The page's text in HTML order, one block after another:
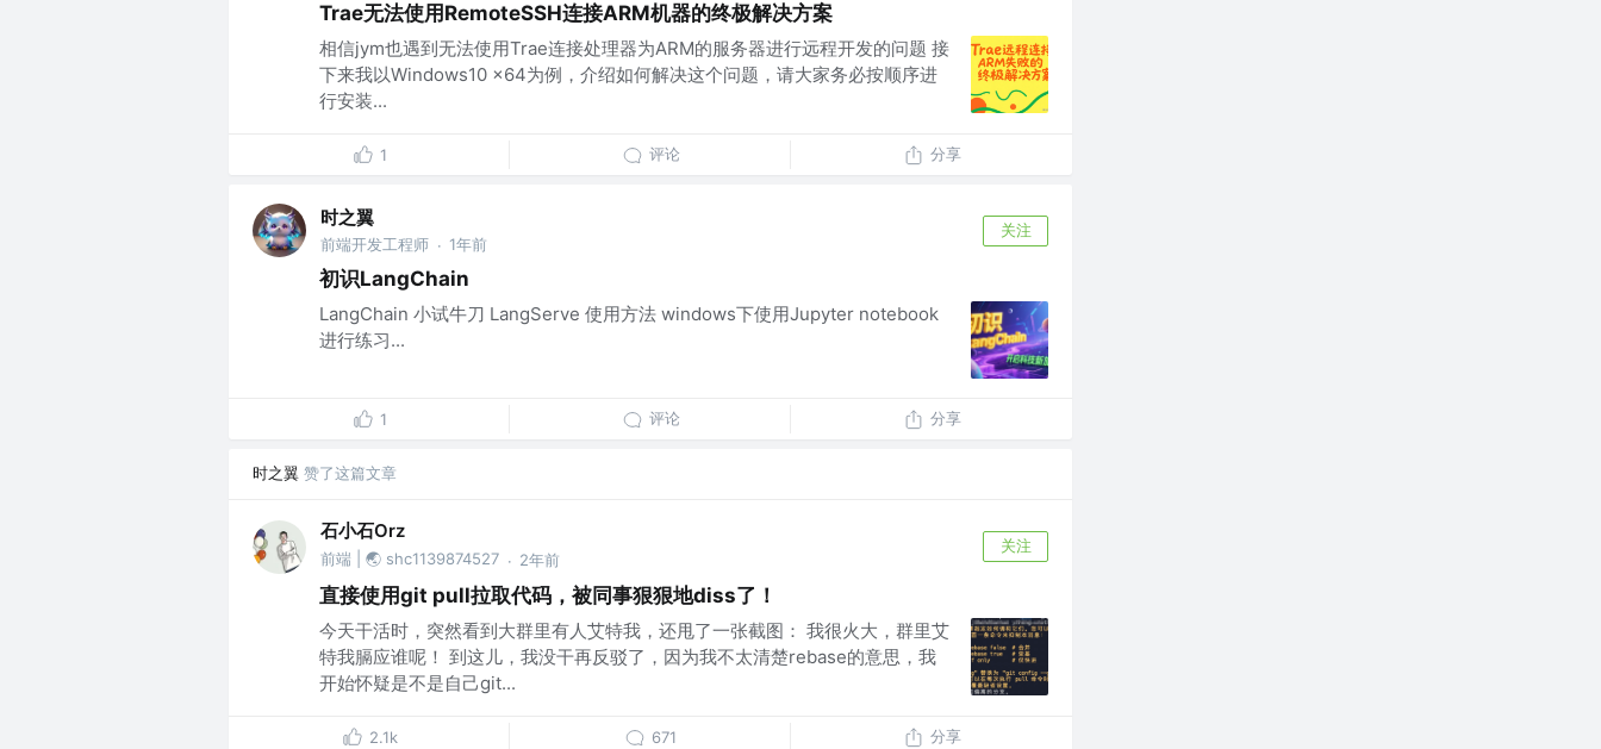
Trae无法使用RemoteSSH连接ARM机器的终极解决方案
相信jym也遇到无法使用Trae连接处理器为ARM的服务器进行远程开发的问题 接
下来我以Windows10 x64为例，介绍如何解决这个问题，请大家务必按顺序进
行安装...
1 评论 分享
时之翼
前端开发工程师 · 1年前
关注
初识LangChain
LangChain 小试牛刀 LangServe 使用方法 windows下使用Jupyter notebook
进行练习...
1 评论 分享
时之翼 赞了这篇文章
石小石Orz
前端 | 🌏 shc1139874527 · 2年前
关注
直接使用git pull拉取代码，被同事狠狠地diss了！
今天干活时，突然看到大群里有人艾特我，还甩了一张截图： 我很火大，群里艾
特我膈应谁呢！ 到这儿，我没干再反驳了，因为我不太清楚rebase的意思，我
开始怀疑是不是自己git...
2.1k 671 分享